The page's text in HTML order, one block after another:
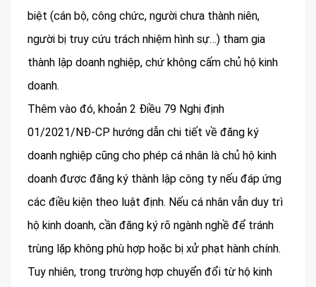
biệt (cán bộ, công chức, người chưa thành niên,
người bị truy cứu trách nhiệm hình sự…) tham gia
thành lập doanh nghiệp, chứ không cấm chủ hộ kinh
doanh.
Thêm vào đó, khoản 2 Điều 79 Nghị định
01/2021/NĐ-CP hướng dẫn chi tiết về đăng ký
doanh nghiệp cũng cho phép cá nhân là chủ hộ kinh
doanh được đăng ký thành lập công ty nếu đáp ứng
các điều kiện theo luật định. Nếu cá nhân vẫn duy trì
hộ kinh doanh, cần đăng ký rõ ngành nghề để tránh
trùng lặp không phù hợp hoặc bị xử phạt hành chính.
Tuy nhiên, trong trường hợp chuyển đổi từ hộ kinh